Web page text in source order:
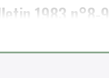
1983 n°8-9